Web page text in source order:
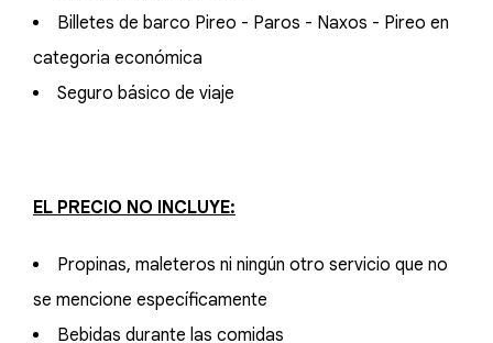
Billetes de barco Pireo - Paros - Naxos - Pireo en
categoria económica
Seguro básico de viaje
EL PRECIO NO INCLUYE:
Propinas, maleteros ni ningún otro servicio que no
se mencione específicamente
Bebidas durante las comidas